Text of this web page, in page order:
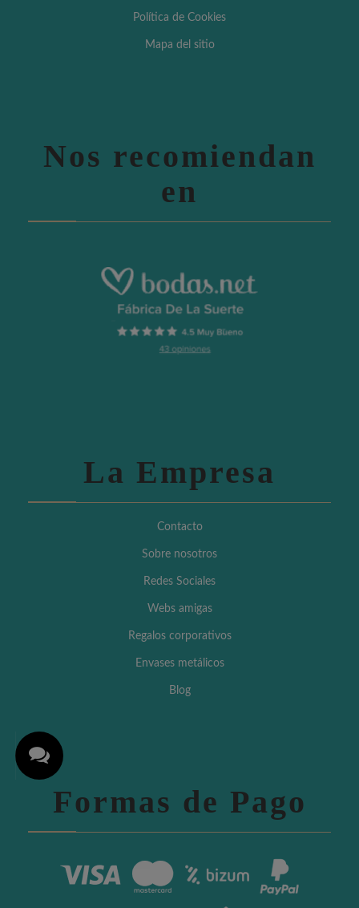
Política de Cookies
Mapa del sitio
Nos recomiendan
en
La Empresa
Contacto
Sobre nosotros
Redes Sociales
Webs amigas
Regalos corporativos
Envases metálicos
Blog
Formas de Pago